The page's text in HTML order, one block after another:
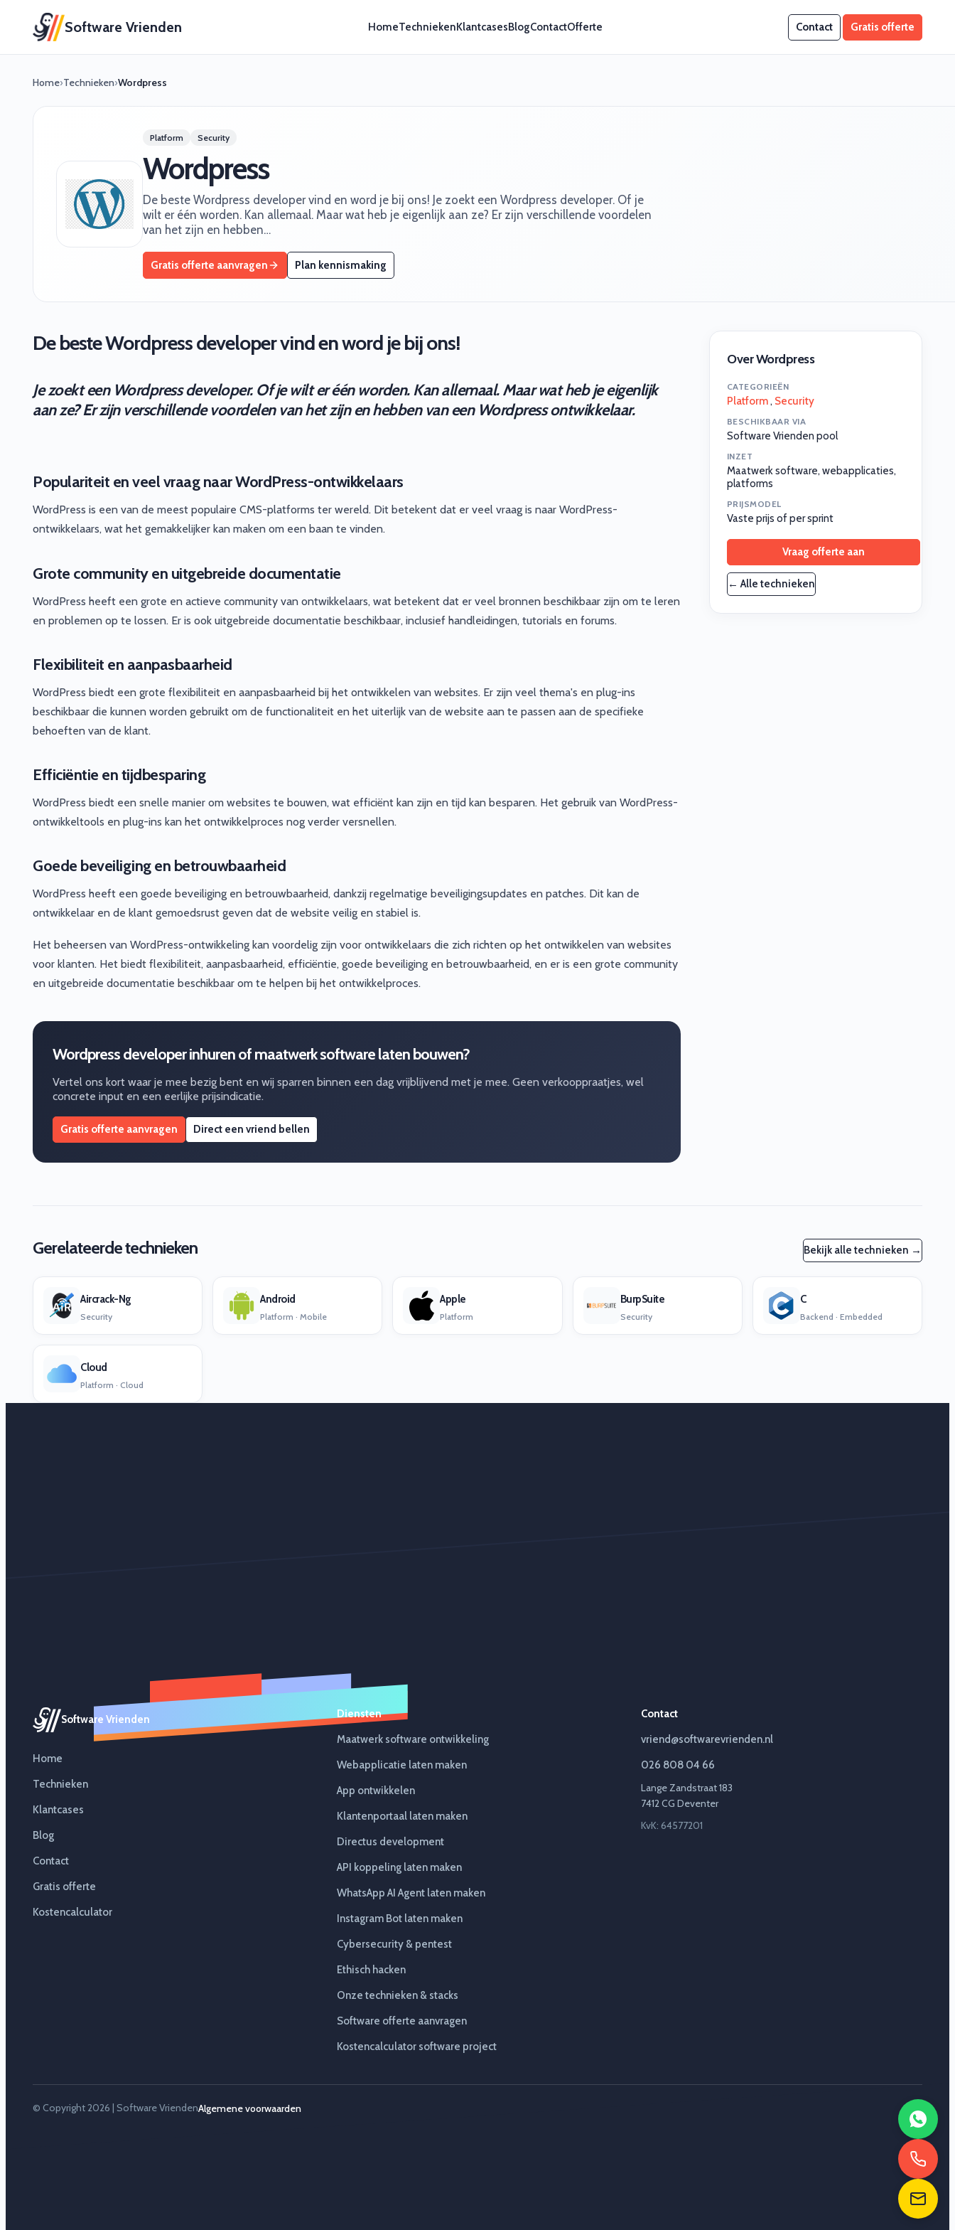
Software Vrienden HomeTechniekenKlantcasesBlogContactOfferte Contact Gratis offerte
Home›Technieken›Wordpress
Platform Security
Wordpress
De beste Wordpress developer vind en word je bij ons! Je zoekt een Wordpress developer. Of je
wilt er één worden. Kan allemaal. Maar wat heb je eigenlijk aan ze? Er zijn verschillende voordelen
van het zijn en hebben…
Gratis offerte aanvragen Plan kennismaking
De beste Wordpress developer vind en word je bij ons!
Je zoekt een Wordpress developer. Of je wilt er één worden. Kan allemaal. Maar wat heb je eigenlijk
aan ze? Er zijn verschillende voordelen van het zijn en hebben van een Wordpress ontwikkelaar.
Populariteit en veel vraag naar WordPress-ontwikkelaars
WordPress is een van de meest populaire CMS-platforms ter wereld. Dit betekent dat er veel vraag is naar WordPress-
ontwikkelaars, wat het gemakkelijker kan maken om een baan te vinden.
Grote community en uitgebreide documentatie
WordPress heeft een grote en actieve community van ontwikkelaars, wat betekent dat er veel bronnen beschikbaar zijn om te leren
en problemen op te lossen. Er is ook uitgebreide documentatie beschikbaar, inclusief handleidingen, tutorials en forums.
Flexibiliteit en aanpasbaarheid
WordPress biedt een grote flexibiliteit en aanpasbaarheid bij het ontwikkelen van websites. Er zijn veel thema's en plug-ins
beschikbaar die kunnen worden gebruikt om de functionaliteit en het uiterlijk van de website aan te passen aan de specifieke
behoeften van de klant.
Efficiëntie en tijdbesparing
WordPress biedt een snelle manier om websites te bouwen, wat efficiënt kan zijn en tijd kan besparen. Het gebruik van WordPress-
ontwikkeltools en plug-ins kan het ontwikkelproces nog verder versnellen.
Goede beveiliging en betrouwbaarheid
WordPress heeft een goede beveiliging en betrouwbaarheid, dankzij regelmatige beveiligingsupdates en patches. Dit kan de
ontwikkelaar en de klant gemoedsrust geven dat de website veilig en stabiel is.
Het beheersen van WordPress-ontwikkeling kan voordelig zijn voor ontwikkelaars die zich richten op het ontwikkelen van websites
voor klanten. Het biedt flexibiliteit, aanpasbaarheid, efficiëntie, goede beveiliging en betrouwbaarheid, en er is een grote community
en uitgebreide documentatie beschikbaar om te helpen bij het ontwikkelproces.
Wordpress developer inhuren of maatwerk software laten bouwen?
Vertel ons kort waar je mee bezig bent en wij sparren binnen een dag vrijblijvend met je mee. Geen verkooppraatjes, wel
concrete input en een eerlijke prijsindicatie.
Gratis offerte aanvragen Direct een vriend bellen
Over Wordpress
CATEGORIEËN
Platform, Security
BESCHIKBAAR VIA
Software Vrienden pool
INZET
Maatwerk software, webapplicaties,
platforms
PRIJSMODEL
Vaste prijs of per sprint
Vraag offerte aan
← Alle technieken
Gerelateerde technieken Bekijk alle technieken →
Aircrack-Ng
Security
Android
Platform · Mobile
Apple
Platform
BurpSuite
Security
C
Backend · Embedded
Cloud
Platform · Cloud
Software Vrienden
Home
Technieken
Klantcases
Blog
Contact
Gratis offerte
Kostencalculator
Diensten
Maatwerk software ontwikkeling
Webapplicatie laten maken
App ontwikkelen
Klantenportaal laten maken
Directus development
API koppeling laten maken
WhatsApp AI Agent laten maken
Instagram Bot laten maken
Cybersecurity & pentest
Ethisch hacken
Onze technieken & stacks
Software offerte aanvragen
Kostencalculator software project
Contact
vriend@softwarevrienden.nl
026 808 04 66
Lange Zandstraat 183
7412 CG Deventer
KvK: 64577201
© Copyright 2026 | Software VriendenAlgemene voorwaarden